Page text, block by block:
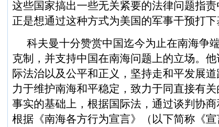
这些国家搞出一些无关紧要的法律问题指
正是想通过这种方式为美国的军事干预打
科夫曼十分赞赏中国迄今为止在南海争
克制，并支持中国在南海问题上的立场。
际法治以及公平和正义，坚持走和平发展
力于维护南海和平稳定，致力于同直接有
事实的基础上，根据国际法，通过谈判协
根据《南海各方行为宣言》（以下简称《